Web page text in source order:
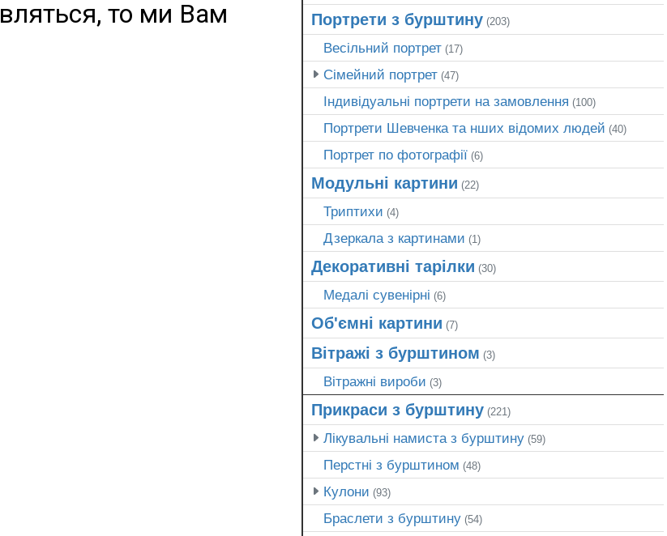
Портрети з бурштину(203)
Весільний портрет(17)
Сімейний портрет(47)
Індивідуальні портрети на замовлення (100)
Портрети Шевченка та нших відомих людей (40)
Портрет по фотографії (6)
Модульні картини (22)
Триптихи (4)
Дзеркала з картинами (1)
Декоративні тарілки (30)
Медалі сувенірні (6)
Об'ємні картини (7)
Вітражі з бурштином (3)
Вітражні вироби (3)
Прикраси з бурштину(221)
Лікувальні намиста з бурштину(59)
Перстні з бурштином (48)
Кулони (93)
Браслети з бурштину(54)